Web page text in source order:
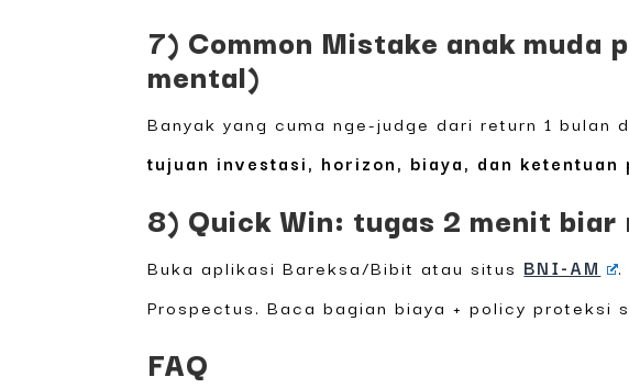
7) Common Mistake anak muda
mental)
Banyak yang cuma nge-judge dari return 1 bulan
tujuan investasi, horizon, biaya, dan ketentuan
8) Quick Win: tugas 2 menit biar
Buka aplikasi Bareksa/Bibit atau situs BNI-AM
.
Prospectus. Baca bagian biaya + policy proteksi
FAQ